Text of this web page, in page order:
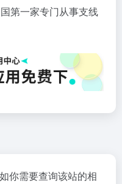
第一家专门从事支线
你需要查询该站的相